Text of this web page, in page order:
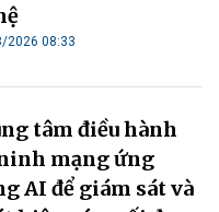
2026 08:33
tâm điều hành
mạng ứng
AI để giám sát và